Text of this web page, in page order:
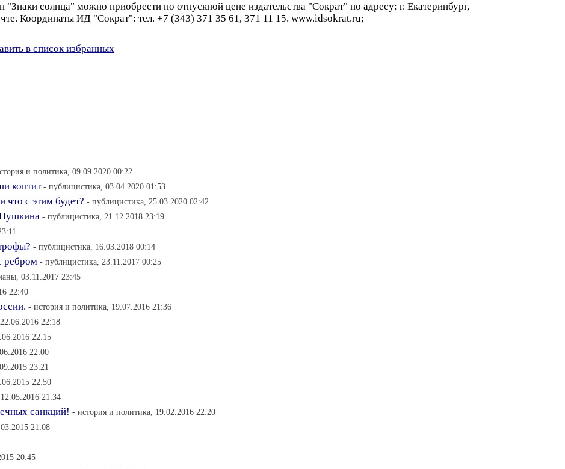
солнца" можно приобрести по отпускной цене издательства "Сократ" по адресу: г. Екатеринбург,
Координаты ИД "Сократ": тел. +7 (343) 371 35 61, 371 11 15. www.idsokrat.ru;
в список избранных
и политика, 09.09.2020 00:22
коптит - публицистика, 03.04.2020 01:53
что с этим будет? - публицистика, 25.03.2020 02:42
- публицистика, 21.12.2018 23:19
- публицистика, 16.03.2018 00:14
ребром - публицистика, 23.11.2017 00:25
03.11.2017 23:45
22:40
- история и политика, 19.07.2016 21:36
22:18
22:15
22:00
23:21
22:50
21:34
санкций! - история и политика, 19.02.2016 22:20
21:08
20:45